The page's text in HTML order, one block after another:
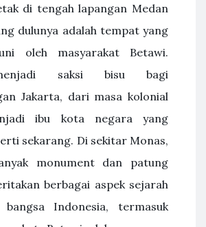
di tengah lapangan Medan
dulunya adalah tempat yang
oleh masyarakat Betawi.
saksi bisu bagi
Jakarta, dari masa kolonial
ibu kota negara yang
sekarang. Di sekitar Monas,
monument dan patung
berbagai aspek sejarah
bangsa Indonesia, termasuk